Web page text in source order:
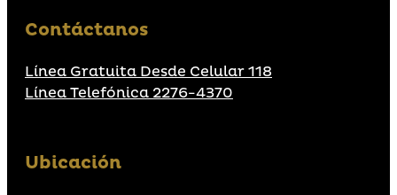
Contáctanos
Línea Gratuita Desde Celular 118
Línea Telefónica 2276-4370
Ubicación